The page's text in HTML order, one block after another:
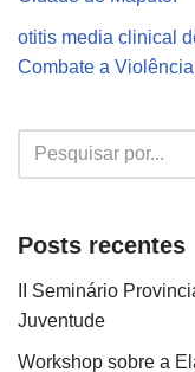
otitis media clinical
Combate a
Posts recentes
II Seminário
Juventude
Workshop sobre a